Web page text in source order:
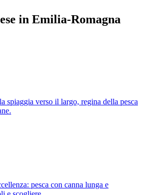
in Emilia-Romagna
spiaggia verso il largo, regina della pesca
pesca con canna lunga e